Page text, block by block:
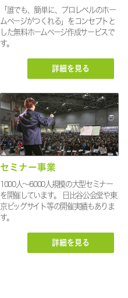
「誰でも、簡単に、プロレベルのホー
ムページがつくれる」をコンセプトと
した無料ホームページ作成サービスで
す。
詳細を見る
セミナー事業
1000人〜6000人規模の大型セミナー
を開催しています。 日比谷公会堂や東
京ビッグサイト等の開催実績もありま
す。
詳細を見る